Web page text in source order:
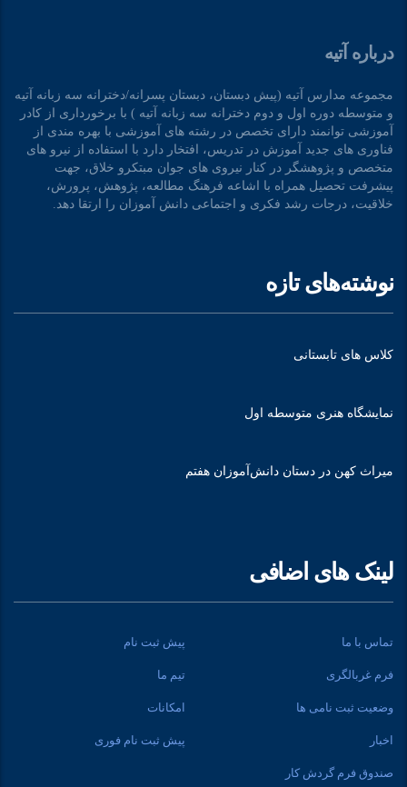
درباره آتیه
مجموعه مدارس آتیه (پیش دبستان، دبستان پسرانه/دخترانه سه زبانه آتیه
و متوسطه دوره اول و دوم دخترانه سه زبانه آتیه ) با برخورداری از کادر
آموزشی توانمند دارای تخصص در رشته های آموزشی با بهره مندی از
فناوری های جدید آموزش در تدریس، افتخار دارد با استفاده از نیرو های
متخصص و پژوهشگر در کنار نیروی های جوان مبتکرو خلاق، جهت
پیشرفت تحصیل همراه با اشاعه فرهنگ مطالعه، پژوهش، پرورش،
خلاقیت، درجات رشد فکری و اجتماعی دانش آموزان را ارتقا دهد.
نوشته‌های تازه
کلاس های تابستانی
نمایشگاه هنری متوسطه اول
میراث کهن در دستان دانش‌آموزان هفتم
لینک های اضافی
تماس با ما پیش ثبت نام
فرم غربالگری تیم ما
وضعیت ثبت نامی ها امکانات
اخبار پیش ثبت نام فوری
صندوق فرم گردش کار